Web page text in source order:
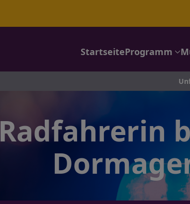
StartseiteProgramm
Unfall in
Radfahrerin